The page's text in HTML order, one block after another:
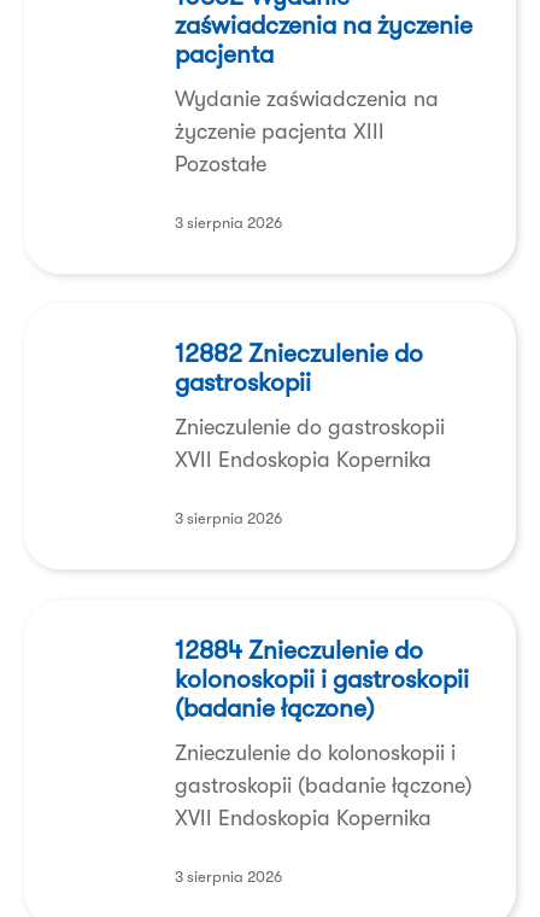
zaświadczenia
życzenie
pacjenta
zaświadczenia na życzenie
pacjenta
Wydanie zaświadczenia na
życzenie pacjenta XIII
Pozostałe
3 sierpnia 2026
Znieczulenie
gastroskopii
12882 Znieczulenie do
gastroskopii
Znieczulenie do gastroskopii
XVII Endoskopia Kopernika
3 sierpnia 2026
Znieczulenie
kolonoskopii
gastroskopii
(badanie
12884 Znieczulenie do
kolonoskopii i gastroskopii
(badanie łączone)
Znieczulenie do kolonoskopii i
gastroskopii (badanie łączone)
XVII Endoskopia Kopernika
3 sierpnia 2026